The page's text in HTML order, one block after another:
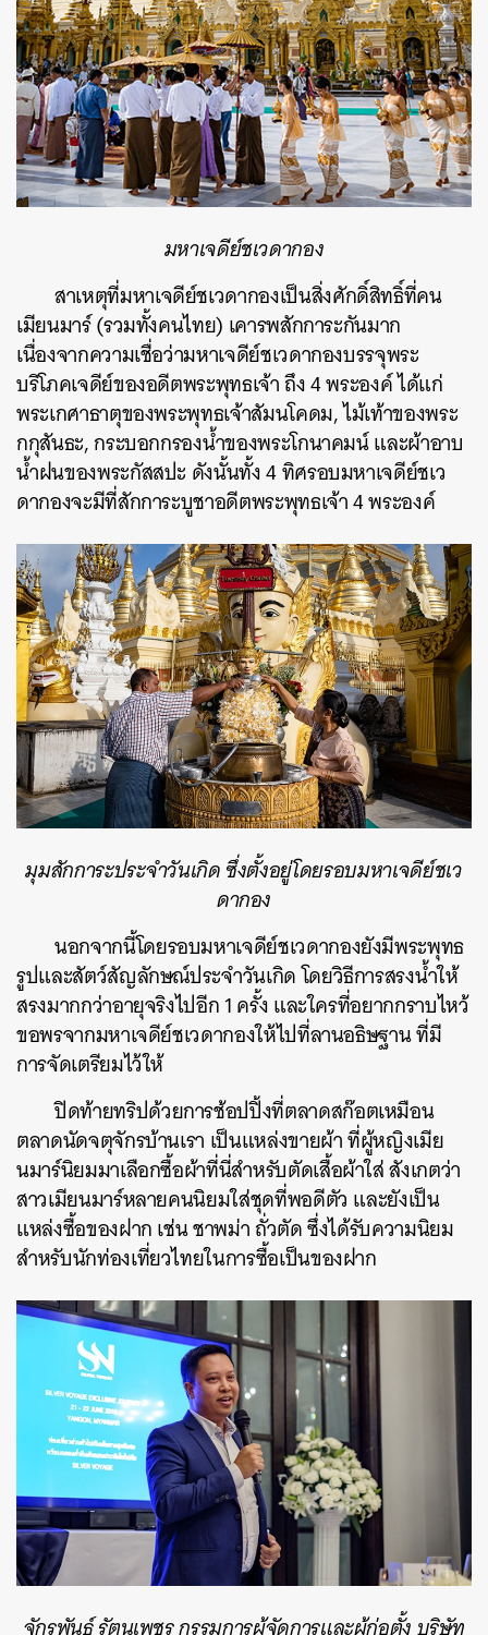
มหาเจดีย์ชเวดากอง
สาเหตุที่มหาเจดีย์ชเวดากองเป็นสิ่งศักดิ์สิทธิ์ที่คน
เมียนมาร์ (รวมทั้งคนไทย) เคารพสักการะกันมาก
เนื่องจากความเชื่อว่ามหาเจดีย์ชเวดากองบรรจุพระ
บริโภคเจดีย์ของอดีตพระพุทธเจ้า ถึง 4 พระองค์ ได้แก่
พระเกศาธาตุของพระพุทธเจ้าสัมนโคดม, ไม้เท้าของพระ
กกุสันธะ, กระบอกกรองน้ำของพระโกนาคมน์ และผ้าอาบ
น้ำฝนของพระกัสสปะ ดังนั้นทั้ง 4 ทิศรอบมหาเจดีย์ชเว
ดากองจะมีที่สักการะบูชาอดีตพระพุทธเจ้า 4 พระองค์
มุมสักการะประจำวันเกิด ซึ่งตั้งอยู่โดยรอบมหาเจดีย์ชเว
ดากอง
นอกจากนี้โดยรอบมหาเจดีย์ชเวดากองยังมีพระพุทธ
รูปและสัตว์สัญลักษณ์ประจำวันเกิด โดยวิธีการสรงน้ำให้
สรงมากกว่าอายุจริงไปอีก 1 ครั้ง และใครที่อยากกราบไหว้
ขอพรจากมหาเจดีย์ชเวดากองให้ไปที่ลานอธิษฐาน ที่มี
การจัดเตรียมไว้ให้
ปิดท้ายทริปด้วยการช้อปปิ้งที่ตลาดสก๊อตเหมือน
ตลาดนัดจตุจักรบ้านเรา เป็นแหล่งขายผ้า ที่ผู้หญิงเมีย
นมาร์นิยมมาเลือกซื้อผ้าที่นี่สำหรับตัดเสื้อผ้าใส่ สังเกตว่า
สาวเมียนมาร์หลายคนนิยมใส่ชุดที่พอดีตัว และยังเป็น
แหล่งซื้อของฝาก เช่น ชาพม่า ถั่วตัด ซึ่งได้รับความนิยม
สำหรับนักท่องเที่ยวไทยในการซื้อเป็นของฝาก
จักรพันธ์ รัตนเพชร กรรมการผู้จัดการและผู้ก่อตั้ง บริษัท
SHARE TWEET LINE EMAIL